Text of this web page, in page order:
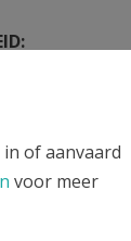
of aanvaard
voor meer